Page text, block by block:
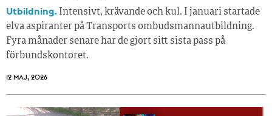
Utbildning. Intensivt, krävande och kul. I januari startade
elva aspiranter på Transports ombudsmannautbildning.
Fyra månader senare har de gjort sitt sista pass på
förbundskontoret.
12 MAJ, 2026